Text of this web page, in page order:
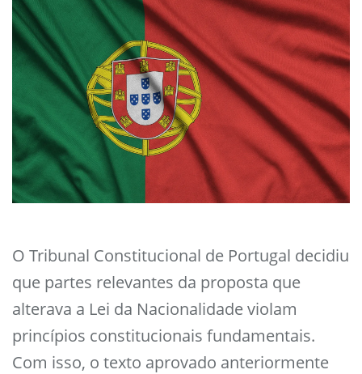
O Tribunal Constitucional de Portugal decidiu
que partes relevantes da proposta que
alterava a Lei da Nacionalidade violam
princípios constitucionais fundamentais.
Com isso, o texto aprovado anteriormente